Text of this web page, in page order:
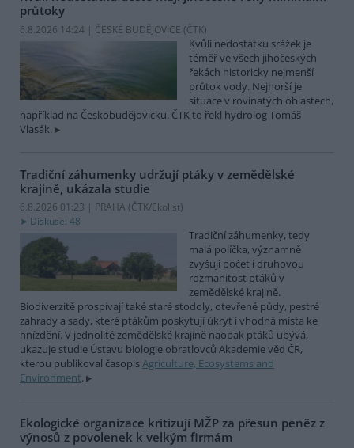
průtoky
6.8.2026 14:24 | ČESKÉ BUDĚJOVICE (ČTK)
Kvůli nedostatku srážek je
téměř ve všech jihočeských
řekách historicky nejmenší
průtok vody. Nejhorší je
situace v rovinatých oblastech,
například na Českobudějovicku. ČTK to řekl hydrolog Tomáš
Vlasák.
Tradiční záhumenky udržují ptáky v zemědělské
krajině, ukázala studie
6.8.2026 01:23 | PRAHA (ČTK/Ekolist)
Diskuse: 48
Tradiční záhumenky, tedy
malá políčka, významně
zvyšují počet i druhovou
rozmanitost ptáků v
zemědělské krajině.
Biodiverzitě prospívají také staré stodoly, otevřené půdy, pestré
zahrady a sady, které ptákům poskytují úkryt i vhodná místa ke
hnízdění. V jednolité zemědělské krajině naopak ptáků ubývá,
ukazuje studie Ústavu biologie obratlovců Akademie věd ČR,
kterou publikoval časopisAgriculture, Ecosystems and
Environment.
Ekologické organizace kritizují MŽP za přesun peněz z
výnosů z povolenek k velkým firmám